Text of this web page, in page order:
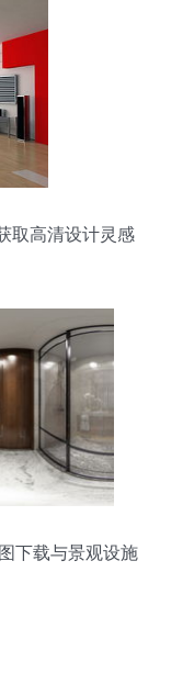
取高清设计灵感
下载与景观设施